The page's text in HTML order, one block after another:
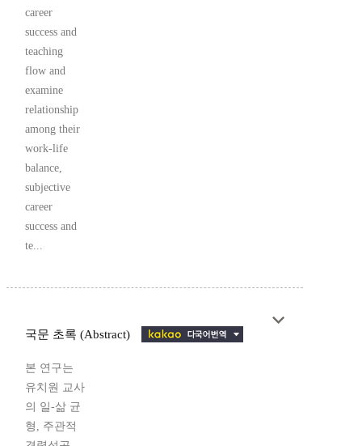
career
success and
teaching
flow and
examine
relationship
among their
work-life
balance,
subjective
career
success and
te...
국문 초록 (Abstract)
본 연구는
유치원 교사
의 일-삶 균
형, 주관적